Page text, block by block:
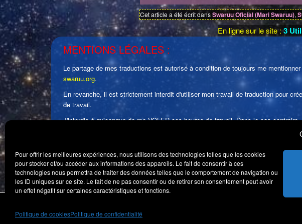
Pour offrir les meilleures expériences, nous utilisons des technologies telles que les cookies
pour stocker et/ou accéder aux informations des appareils. Le fait de consentir à ces
technologies nous permettra de traiter des données telles que le comportement de navigation ou
les ID uniques sur ce site. Le fait de ne pas consentir ou de retirer son consentement peut avoir
un effet négatif sur certaines caractéristiques et fonctions.
Politique de cookiesPolitique de confidentialité
Cet article a été écrit dansSwaruu Oficial (Mari Swaruu),
En ligne sur le site :3
MENTIONS LÉGALES :
Le partage de mes traductions est autorisé à condition de toujours me
swaruu.org.
En revanche, il est strictement interdit d'utiliser mon travail de traduction pour
de travail.
J'interdis à quiconque de me VOLER ces heures de travail. Dans le cas
« Toute représentation ou reproduction intégrale ou partielle faite sans le
De plus, sous aucune circonstance il n'est autorisé de publier ces informations
TOUS DROITS RÉSERVÉS : ÉLOÏSE AL'CYONA © 2023 - 2025